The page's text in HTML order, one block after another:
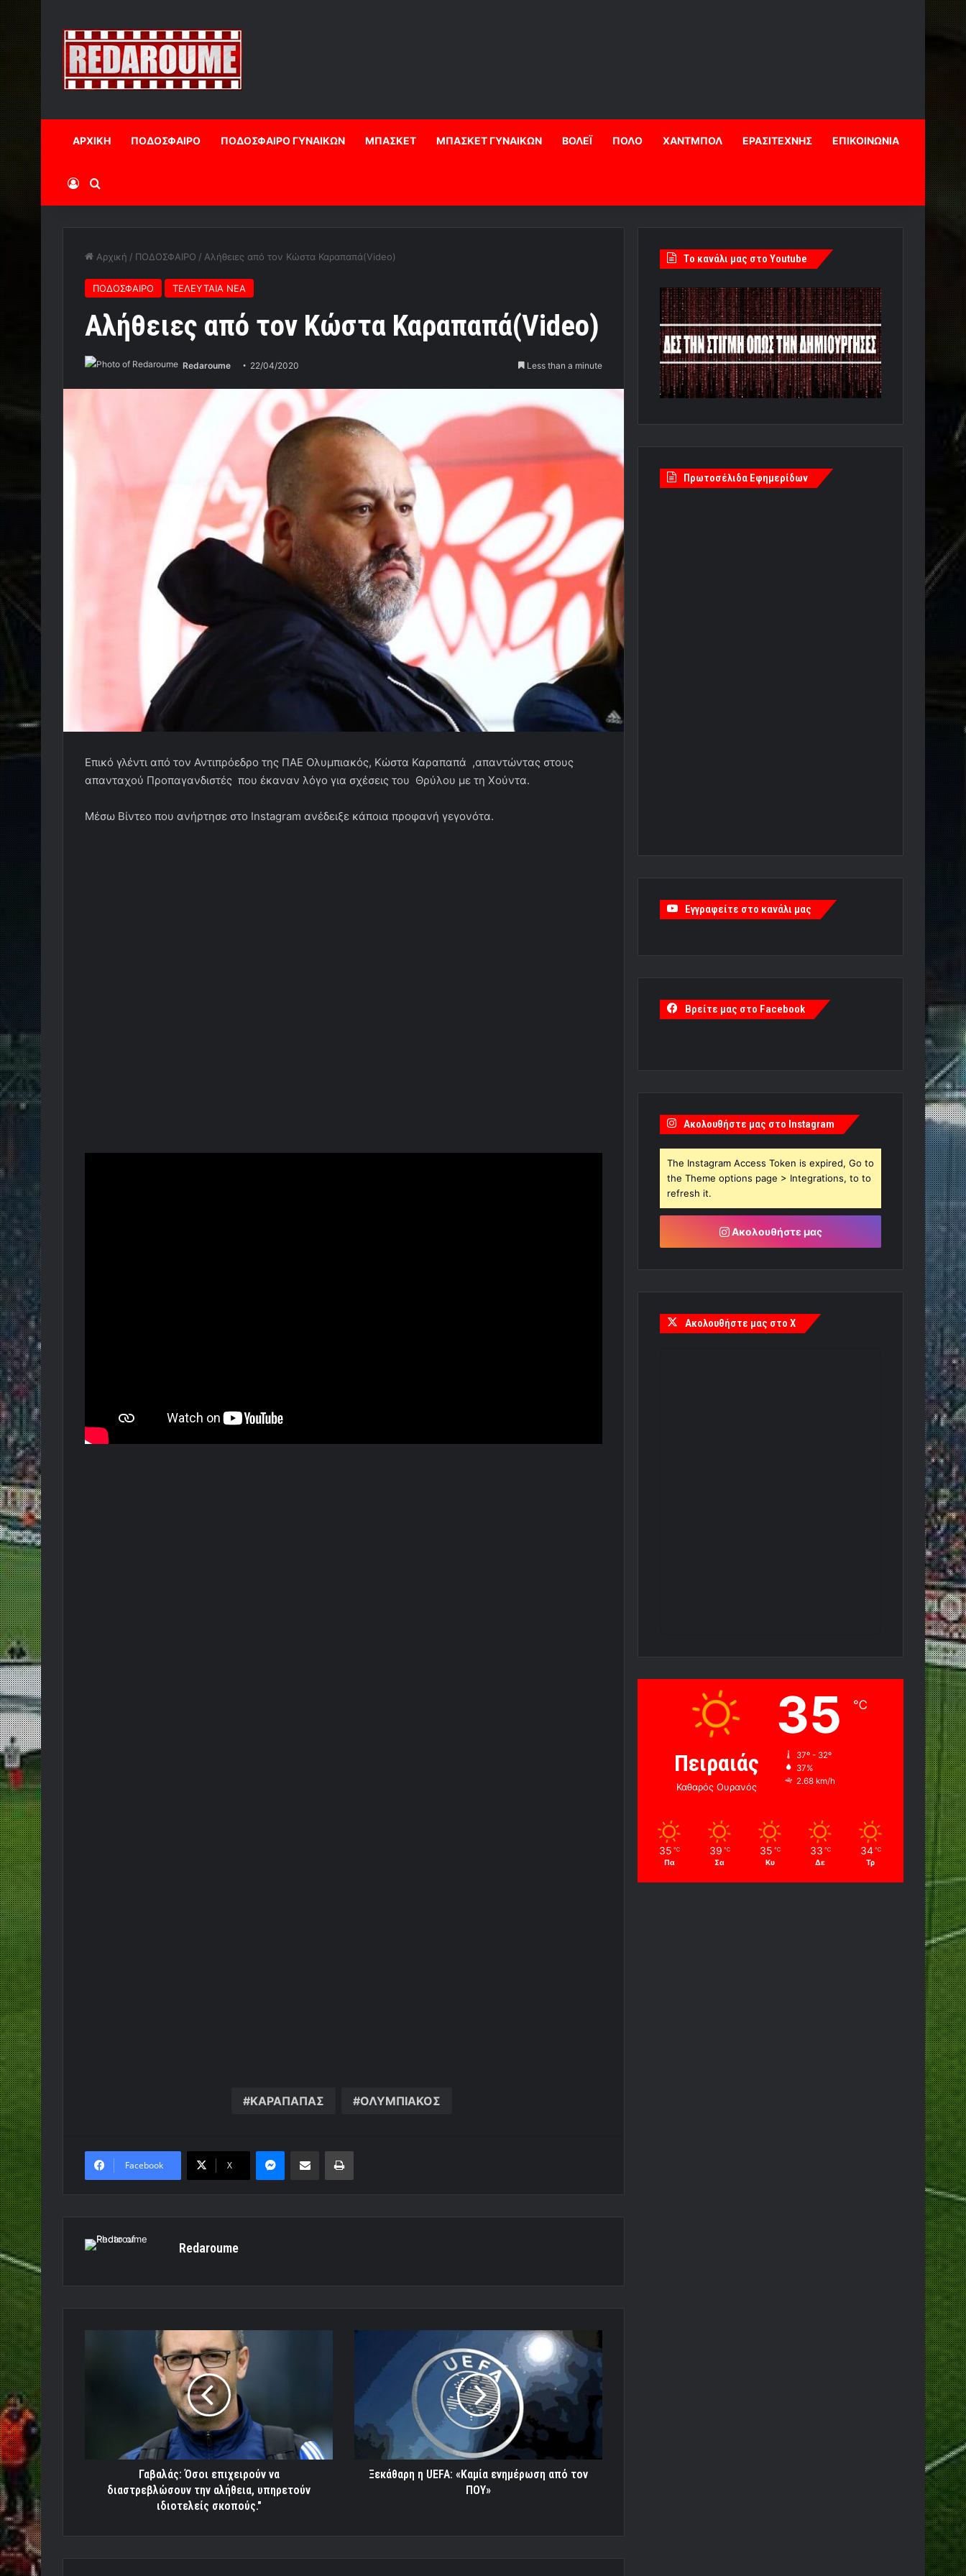
ΑΡΧΙΚΗ ΠΟΔΟΣΦΑΙΡΟ ΠΟΔΟΣΦΑΙΡΟ ΓΥΝΑΙΚΩΝ ΜΠΑΣΚΕΤ ΜΠΑΣΚΕΤ ΓΥΝΑΙΚΩΝ ΒΟΛΕΪ ΠΟΛΟ ΧΑΝΤΜΠΟΛ ΕΡΑΣΙΤΕΧΝΗΣ ΕΠΙΚΟΙΝΩΝΙΑ
Log InΑναζήτηση
Αρχική / ΠΟΔΟΣΦΑΙΡΟ / Αλήθειες από τον Κώστα Καραπαπά(Video)
ΠΟΔΟΣΦΑΙΡΟ ΤΕΛΕΥΤΑΙΑ ΝΕΑ
Αλήθειες από τον Κώστα Καραπαπά(Video)
Redaroume 22/04/2020 Less than a minute
Επικό γλέντι από τον Αντιπρόεδρο της ΠΑΕ Ολυμπιακός, Κώστα Καραπαπά ,απαντώντας στους
απανταχού Προπαγανδιστές που έκαναν λόγο για σχέσεις του Θρύλου με τη Χούντα.
Mέσω Βίντεο που ανήρτησε στο Instagram ανέδειξε κάποια προφανή γεγονότα.
ΚΑΡΑΠΑΠΑΣ ΟΛΥΜΠΙΑΚΟΣ
Facebook X
MessengerΚοινοποίηση μέσω ηλεκτρονικού ταχυδρομείουΕκτύπωση
Redaroume
ιδιοτελείς
Γαβαλάς: Όσοι επιχειρούν να
διαστρεβλώσουν την αλήθεια, υπηρετούν
ιδιοτελείς σκοπούς.​"
«Καμία
ενημέρωση
τον
ΠΟΥ»
Ξεκάθαρη η UEFA: «Καμία ενημέρωση από τον
ΠΟΥ»
Tο κανάλι μας στο Youtube
Πρωτοσέλιδα Εφημερίδων
Εγγραφείτε στο κανάλι μας
Βρείτε μας στο Facebook
Ακολουθήστε μας στο Instagram
The Instagram Access Token is expired, Go to
the Theme options page > Integrations, to to
refresh it.
Ακολουθήστε μας
Ακολουθήστε μας στο X
Πειραιάς
Καθαρός Ουρανός
35 ℃
37º - 32º
37%
2.68 km/h
35 ℃
Πα
39 ℃
Σα
35 ℃
Κυ
33 ℃
Δε
34 ℃
Τρ